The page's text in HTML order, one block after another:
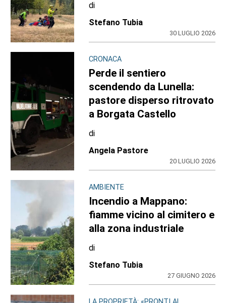
di
Stefano Tubia
30 LUGLIO 2026
CRONACA
Perde il sentiero
scendendo da Lunella:
pastore disperso ritrovato
a Borgata Castello
di
Angela Pastore
20 LUGLIO 2026
AMBIENTE
Incendio a Mappano:
fiamme vicino al cimitero e
alla zona industriale
di
Stefano Tubia
27 GIUGNO 2026